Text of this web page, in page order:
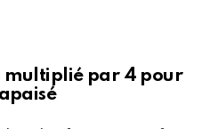
multiplié par 4 pour